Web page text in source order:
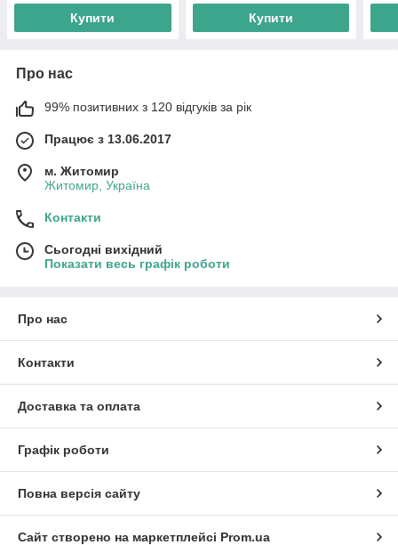
Купити Купити
Про нас
99% позитивних з 120 відгуків за рік
Працює з 13.06.2017
м. Житомир
Житомир, Україна
Контакти
Сьогодні вихідний
Показати весь графік роботи
Про нас
Контакти
Доставка та оплата
Графік роботи
Повна версія сайту
Сайт створено на маркетплейсі Prom.ua